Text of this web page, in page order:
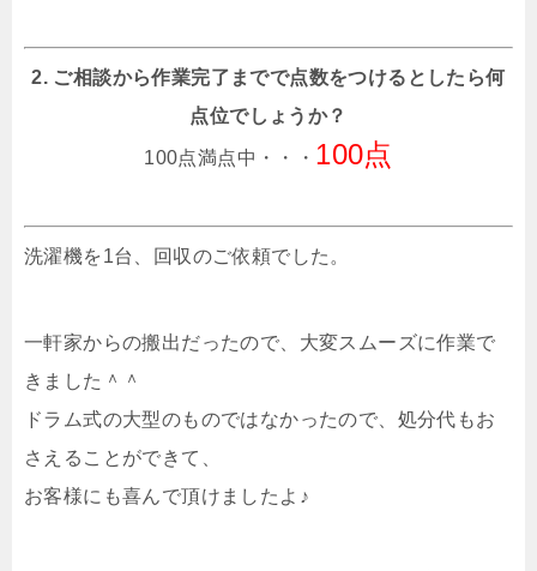
2. ご相談から作業完了までで点数をつけるとしたら何
点位でしょうか？
100点満点中・・・ 100点
洗濯機を1台、回収のご依頼でした。
一軒家からの搬出だったので、大変スムーズに作業で
きました＾＾
ドラム式の大型のものではなかったので、処分代もお
さえることができて、
お客様にも喜んで頂けましたよ♪